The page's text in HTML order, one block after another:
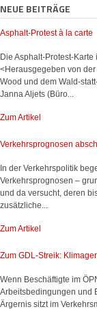
NEUE BEITRÄGE
Asphalt-Protest à la carte
Die Asphalt-Protest-
<Herausgegeben von
Wood und dem Wald-
Janna Aljets (Büro...
Zum Artikel
Verkehrsprognosen
In der Verkehrspolitik
Verkehrsprognosen –
und da versucht, deren
zusätzliche...
Zum Artikel
Zum GDL-Streik:
Wenn Beschäftigte im
Arbeitsbedingungen und
Ärgernis sitzt im